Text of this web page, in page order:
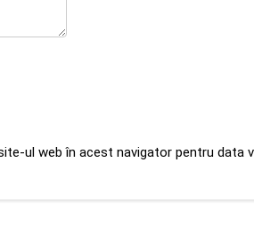
ul web în acest navigator pentru data